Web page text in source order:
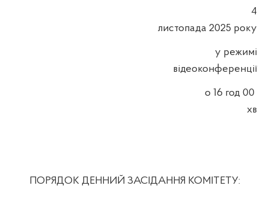
4
листопада 2025 року
у режимі
відеоконференції
о 16 год 00
хв
ПОРЯДОК ДЕННИЙ ЗАСІДАННЯ КОМІТЕТУ: